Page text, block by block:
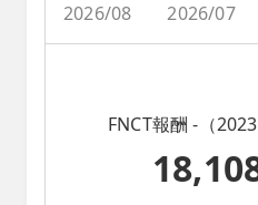
2026/08 2026/07
FNCT報酬 -（2023